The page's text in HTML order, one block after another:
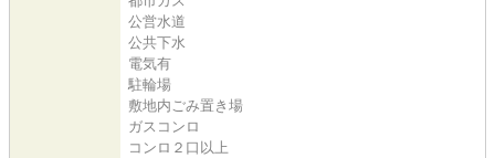
公営水道
公共下水
電気有
駐輪場
敷地内ごみ置き場
ガスコンロ
コンロ２口以上